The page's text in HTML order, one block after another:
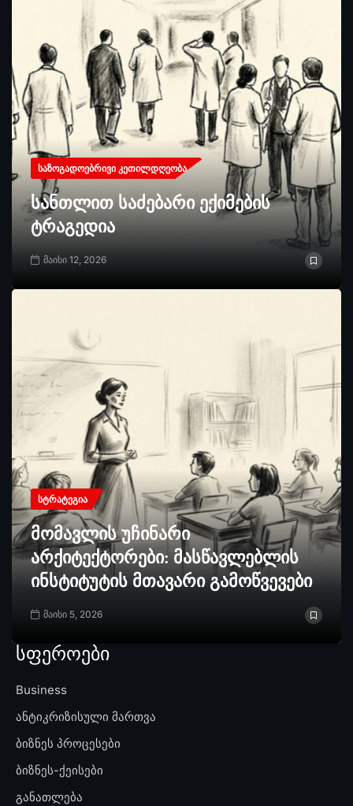
ᲡᲐᲖᲝᲒᲐᲓᲝᲔᲑᲠᲘᲕᲘ ᲙᲔᲗᲘᲚᲓᲦᲔᲝᲑᲐ
სანთლით საძებარი ექიმების
ტრაგედია
მაისი 12, 2026
ᲡᲢᲠᲐᲢᲔᲒᲘᲐ
მომავლის უჩინარი
არქიტექტორები: მასწავლებლის
ინსტიტუტის მთავარი გამოწვევები
მაისი 5, 2026
სფეროები
Business
ანტიკრიზისული მართვა
ბიზნეს პროცესები
ბიზნეს-ქეისები
განათლება